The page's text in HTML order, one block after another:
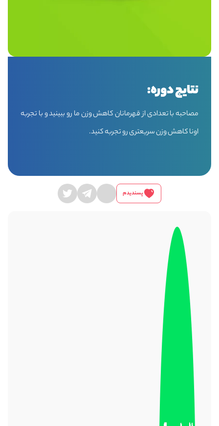
نتایج دوره:
مصاحبه با تعدادی از قهرمانان کاهش وزن ما رو ببینید و با تجربه
اونا کاهش وزن سریعتری رو تجربه کنید.
پسندیدم